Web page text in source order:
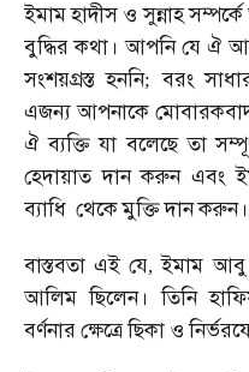
ইমামহাদীস ও সুন্নাহসম্পর্কে
বুদ্ধির কথা। আপনি যে ঐ
সংশয়গ্রস্ত হননি;বরং
এজন্য আপনাকে
ঐ ব্যক্তি যা বলেছে তা
হেদায়াত দান করুন এবং
ব্যাধি থেকেমুক্তিদানকরুন।
বাস্তবতা এই যে,ইমাম আবু
আলিম ছিলেন। তিনি
বর্ণনারক্ষেত্রেছিকা ও